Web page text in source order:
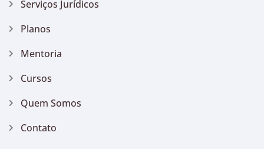
Serviços Jurídicos
Planos
Mentoria
Cursos
Quem Somos
Contato